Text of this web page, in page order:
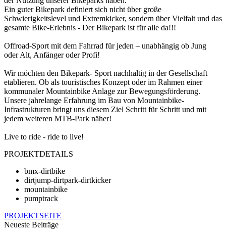
Ein guter Bikepark definiert sich nicht über große
Schwierigkeitslevel und Extremkicker, sondern über Vielfalt und das
gesamte Bike-Erlebnis - Der Bikepark ist für alle da!!!
Offroad-Sport mit dem Fahrrad für jeden – unabhängig ob Jung
oder Alt, Anfänger oder Profi!
Wir möchten den Bikepark- Sport nachhaltig in der Gesellschaft
etablieren. Ob als touristisches Konzept oder im Rahmen einer
kommunaler Mountainbike Anlage zur Bewegungsförderung.
Unsere jahrelange Erfahrung im Bau von Mountainbike-
Infrastrukturen bringt uns diesem Ziel Schritt für Schritt und mit
jedem weiteren MTB-Park näher!
Live to ride - ride to live!
PROJEKTDETAILS
bmx-dirtbike
dirtjump-dirtpark-dirtkicker
mountainbike
pumptrack
PROJEKTSEITE
Neueste Beiträge